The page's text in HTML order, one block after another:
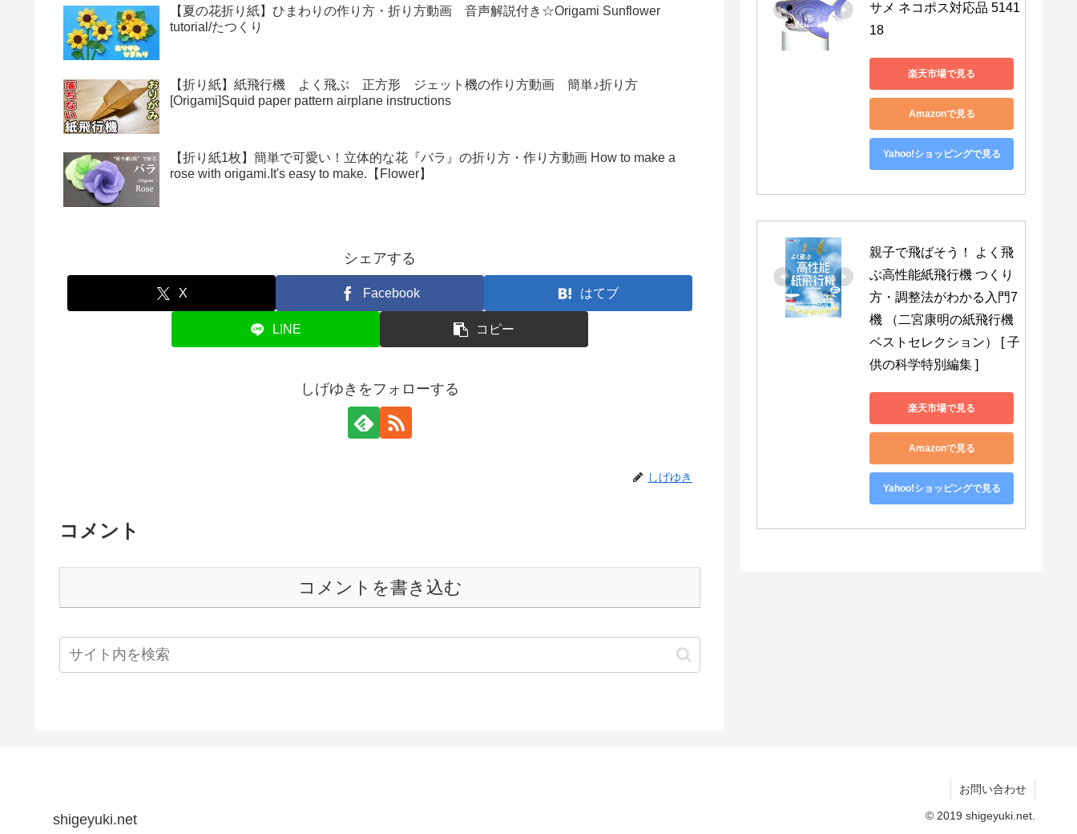
【夏の花折り紙】ひまわりの作り方・折り方動画 音声解説付き☆Origami Sunflower
tutorial/たつくり
【折り紙】紙飛行機 よく飛ぶ 正方形 ジェット機の作り方動画 簡単♪折り方
[Origami]Squid paper pattern airplane instructions
【折り紙1枚】簡単で可愛い！立体的な花『バラ』の折り方・作り方動画 How to make a
rose with origami.It's easy to make.【Flower】
シェアする
X Facebook はてブ
LINE コピー
しげゆきをフォローする
しげゆき
コメント
コメントを書き込む
サメ ネコポス対応品 5141
18
楽天市場で見る
Amazonで見る
Yahoo!ショッピングで見る
親子で飛ばそう！ よく飛
ぶ高性能紙飛行機 つくり
方・調整法がわかる入門7
機 （二宮康明の紙飛行機
ベストセレクション） [ 子
供の科学特別編集 ]
楽天市場で見る
Amazonで見る
Yahoo!ショッピングで見る
shigeyuki.net
お問い合わせ
© 2019 shigeyuki.net.